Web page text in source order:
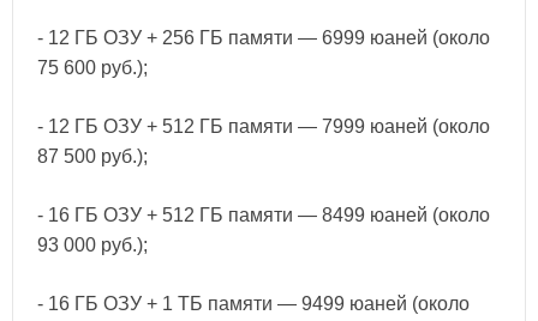
- 12 ГБ ОЗУ + 256 ГБ памяти — 6999 юаней (около
75 600 руб.);
- 12 ГБ ОЗУ + 512 ГБ памяти — 7999 юаней (около
87 500 руб.);
- 16 ГБ ОЗУ + 512 ГБ памяти — 8499 юаней (около
93 000 руб.);
- 16 ГБ ОЗУ + 1 ТБ памяти — 9499 юаней (около